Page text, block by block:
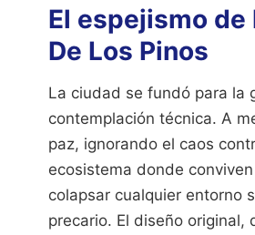
El espejismo de
De Los Pinos
La ciudad se fundó para la
contemplación técnica. A
paz, ignorando el caos
ecosistema donde
colapsar cualquier entorno
precario. El diseño